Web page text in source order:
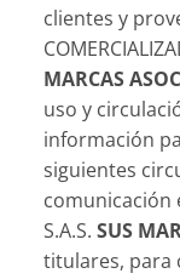
clientes y
MARCAS
uso y
información
siguientes
comunicación
S.A.S. SUS
titulares, para